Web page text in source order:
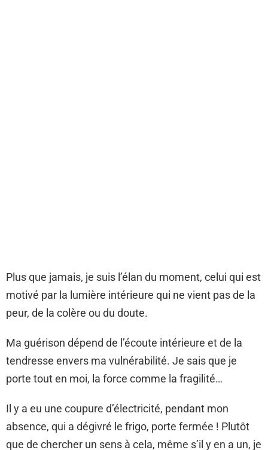
Plus que jamais, je suis l’élan du moment, celui qui est
motivé par la lumière intérieure qui ne vient pas de la
peur, de la colère ou du doute.
Ma guérison dépend de l’écoute intérieure et de la
tendresse envers ma vulnérabilité. Je sais que je
porte tout en moi, la force comme la fragilité…
Il y a eu une coupure d’électricité, pendant mon
absence, qui a dégivré le frigo, porte fermée ! Plutôt
que de chercher un sens à cela, même s’il y en a un, je